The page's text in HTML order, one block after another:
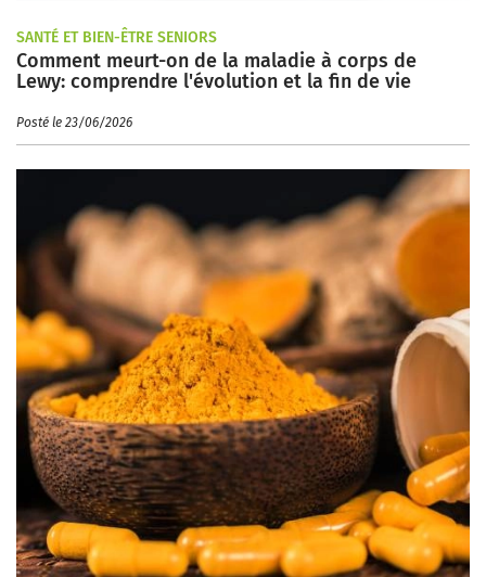
SANTÉ ET BIEN-ÊTRE SENIORS
Comment meurt-on de la maladie à corps de
Lewy: comprendre l'évolution et la fin de vie
Posté le 23/06/2026